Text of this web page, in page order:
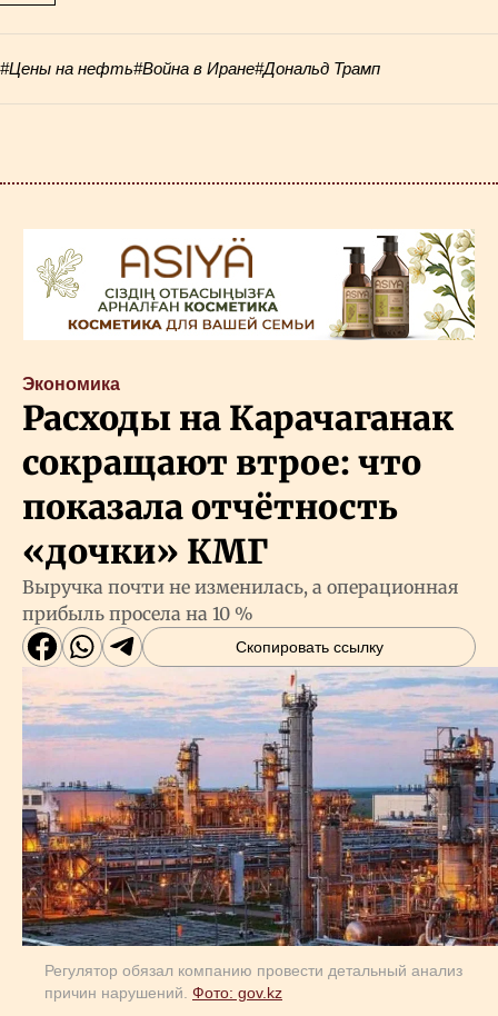
#Цены на нефть#Война в Иране#Дональд Трамп
Экономика
Расходы на Карачаганак
сокращают втрое: что
показала отчётность
«дочки» КМГ
Выручка почти не изменилась, а операционная
прибыль просела на 10 %
Скопировать ссылку
Регулятор обязал компанию провести детальный анализ
причин нарушений. Фото: gov.kz